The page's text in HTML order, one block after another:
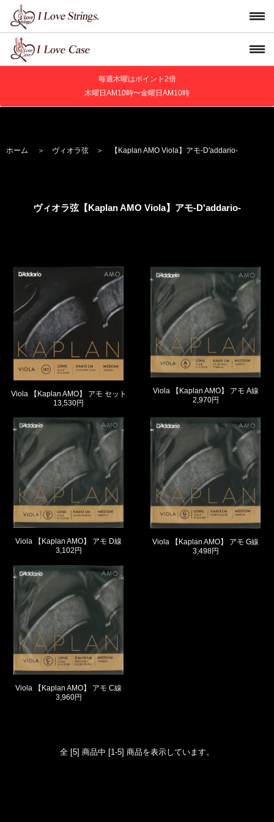
毎週木曜はポイント2倍
木曜日AM10時〜金曜日AM10時
ホーム ＞ ヴィオラ弦 ＞ 【Kaplan AMO Viola】 アモ-D'addario-
ヴィオラ弦【Kaplan AMO Viola】 アモ-D'addario-
Viola 【Kaplan AMO】 アモ セット
13,530円
Viola 【Kaplan AMO】 アモ A線
2,970円
Viola 【Kaplan AMO】 アモ D線
3,102円
Viola 【Kaplan AMO】 アモ G線
3,498円
Viola 【Kaplan AMO】 アモ C線
3,960円
全 [5] 商品中 [1-5] 商品を表示しています。